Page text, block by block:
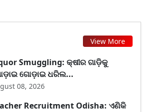
View More
Smuggling: କ୍ଷୀର ଗାଡ଼ିକୁ
ଗୋଡ଼ାଇ ଧରିଲ...
08, 2026
Recruitment Odisha: ଏଣିକି